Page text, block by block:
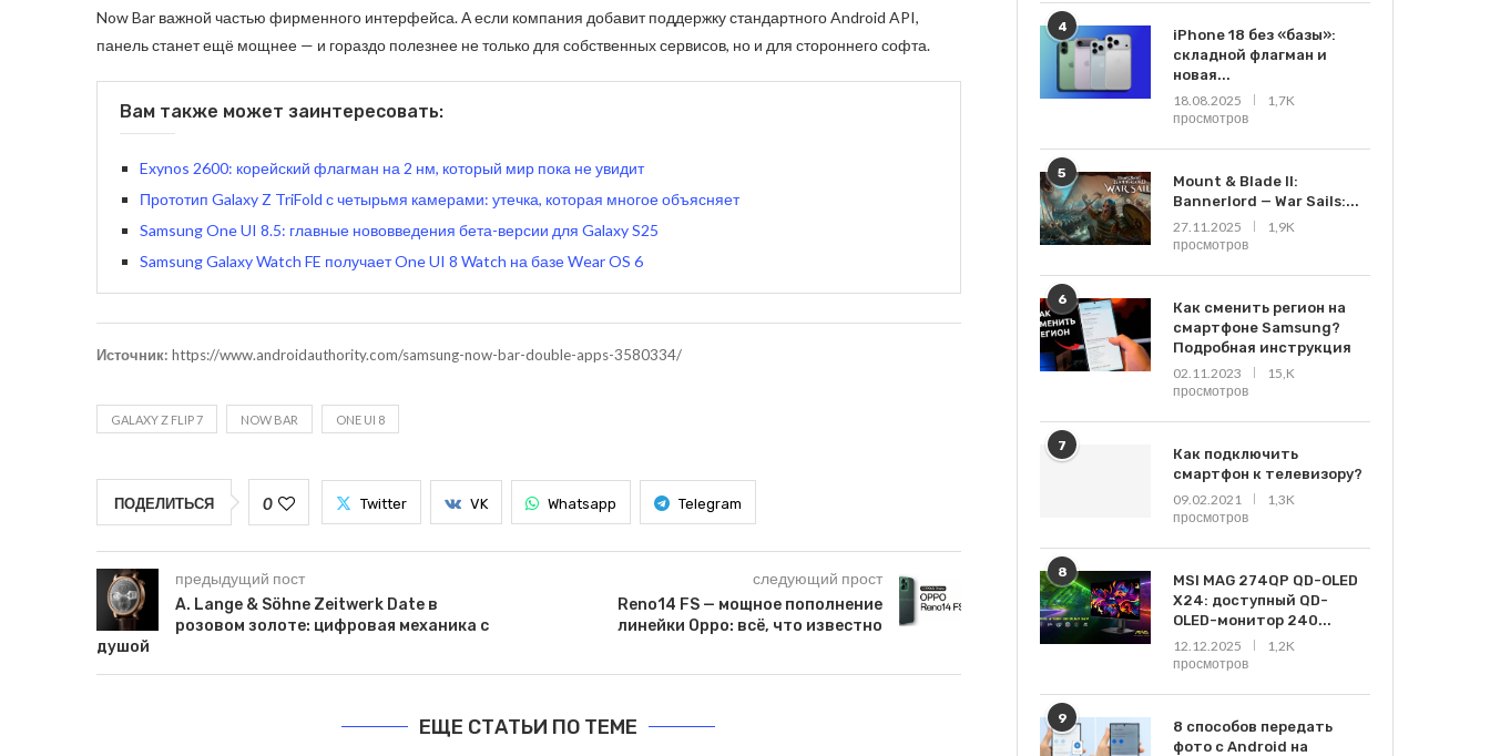
Now Bar важной частью фирменного интерфейса. А если компания добавит поддержку стандартного Android API,
панель станет ещё мощнее — и гораздо полезнее не только для собственных сервисов, но и для стороннего софта.
Вам также может заинтересовать:
Exynos 2600: корейский флагман на 2 нм, который мир пока не увидит
Прототип Galaxy Z TriFold с четырьмя камерами: утечка, которая многое объясняет
Samsung One UI 8.5: главные нововведения бета-версии для Galaxy S25
Samsung Galaxy Watch FE получает One UI 8 Watch на базе Wear OS 6
Источник: https://www.androidauthority.com/samsung-now-bar-double-apps-3580334/
GALAXY Z FLIP 7 NOW BAR ONE UI 8
ПОДЕЛИТЬСЯ 0 Twitter VK Whatsapp Telegram
предыдущий пост
A. Lange & Söhne Zeitwerk Date в
розовом золоте: цифровая механика с
душой
следующий прост
Reno14 FS — мощное пополнение
линейки Oppo: всё, что известно
ЕЩЕ СТАТЬИ ПО ТЕМЕ
4
iPhone 18 без «базы»:
складной флагман и
новая...
18.08.2025
1,7K
просмотров
5
Mount & Blade II:
Bannerlord — War Sails:...
27.11.2025
1,9K
просмотров
6
Как сменить регион на
смартфоне Samsung?
Подробная инструкция
02.11.2023
15,K
просмотров
7
Как подключить
смартфон к телевизору?
09.02.2021
1,3K
просмотров
8
MSI MAG 274QP QD-OLED
X24: доступный QD-
OLED-монитор 240...
12.12.2025
1,2K
просмотров
9
8 способов передать
фото с Android на